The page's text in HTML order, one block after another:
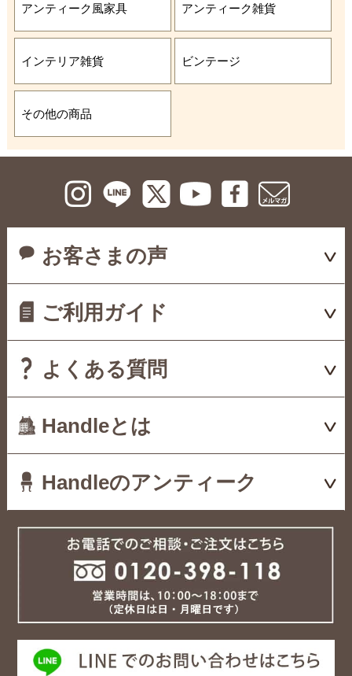
アンティーク風家具 アンティーク雑貨
インテリア雑貨 ビンテージ
その他の商品
お客さまの声
ご利用ガイド
よくある質問
Handleとは
Handleのアンティーク